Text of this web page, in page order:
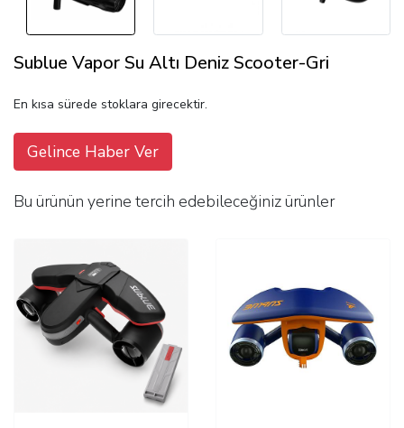
Sublue Vapor Su Altı Deniz Scooter-Gri
En kısa sürede stoklara girecektir.
Gelince Haber Ver
Bu ürünün yerine tercih edebileceğiniz ürünler